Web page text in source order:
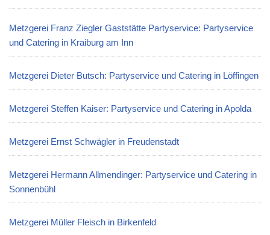
Metzgerei Franz Ziegler Gaststätte Partyservice: Partyservice
und Catering in Kraiburg am Inn
Metzgerei Dieter Butsch: Partyservice und Catering in Löffingen
Metzgerei Steffen Kaiser: Partyservice und Catering in Apolda
Metzgerei Ernst Schwägler in Freudenstadt
Metzgerei Hermann Allmendinger: Partyservice und Catering in
Sonnenbühl
Metzgerei Müller Fleisch in Birkenfeld